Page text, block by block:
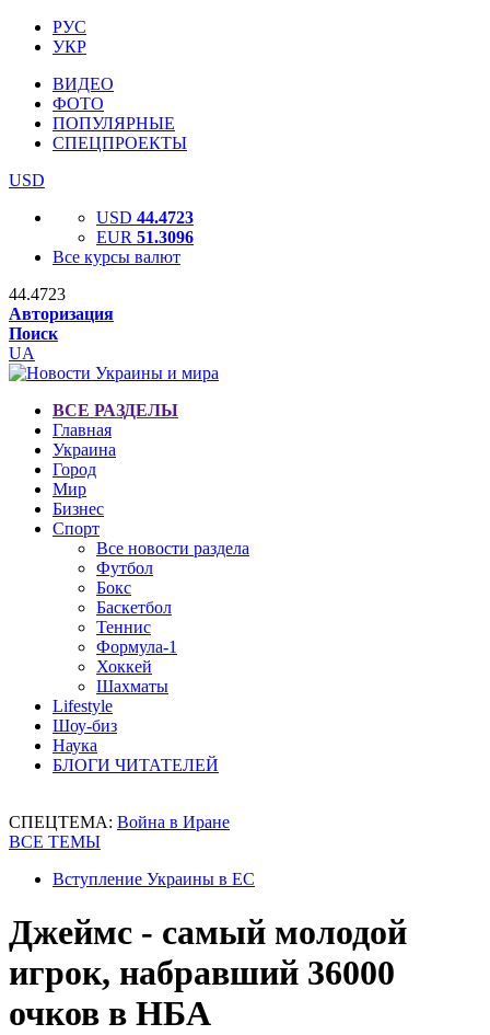
РУС
УКР
ВИДЕО
ФОТО
ПОПУЛЯРНЫЕ
СПЕЦПРОЕКТЫ
USD
USD 44.4723
EUR 51.3096
Все курсы валют
44.4723
Авторизация
Поиск
UA
ВСЕ РАЗДЕЛЫ
Главная
Украина
Город
Мир
Бизнес
Спорт
Все новости раздела
Футбол
Бокс
Баскетбол
Теннис
Формула-1
Хоккей
Шахматы
Lifestyle
Шоу-биз
Наука
БЛОГИ ЧИТАТЕЛЕЙ
СПЕЦТЕМА: Война в Иране
ВСЕ ТЕМЫ
Вступление Украины в ЕС
Джеймс - самый молодой
игрок, набравший 36000
очков в НБА